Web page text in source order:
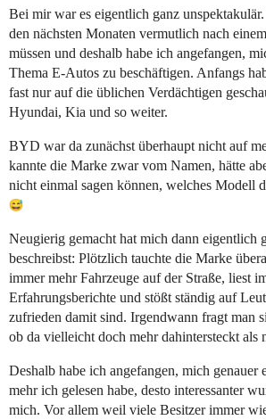
Bei mir war es eigentlich ganz
den nächsten Monaten vermutlich nach
müssen und deshalb habe ich angefangen,
Thema E-Autos zu beschäftigen. Anfangs
fast nur auf die üblichen Verdächtigen
Hyundai, Kia und so weiter.
BYD war da zunächst überhaupt nicht auf
kannte die Marke zwar vom Namen, hätte
nicht einmal sagen können, welches Modell
Neugierig gemacht hat mich dann eigentlich
beschreibst: Plötzlich tauchte die Marke
immer mehr Fahrzeuge auf der Straße, liest
Erfahrungsberichte und stößt ständig auf
zufrieden damit sind. Irgendwann fragt man
ob da vielleicht doch mehr dahintersteckt als
Deshalb habe ich angefangen, mich genauer
mehr ich gelesen habe, desto interessanter
mich. Vor allem weil viele Besitzer immer